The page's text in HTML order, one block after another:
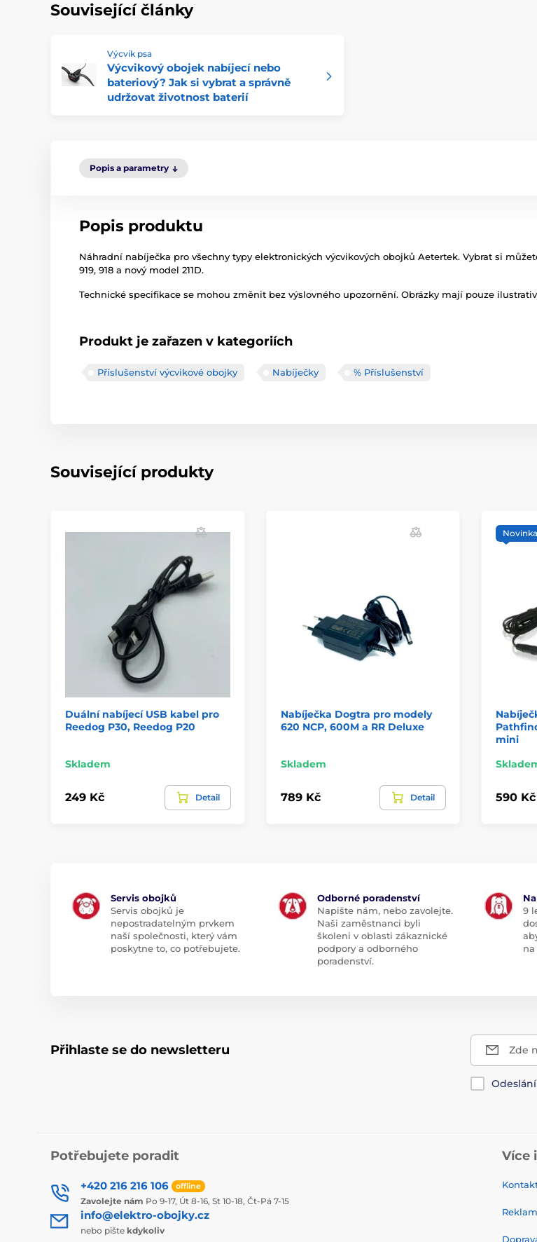
Související články
Výcvik psa
Výcvikový obojek nabíjecí nebo
bateriový? Jak si vybrat a správně
udržovat životnost baterií
Popis a parametry
Popis produktu
Náhradní nabíječka pro všechny typy elektronických výcvikových obojků Aetertek. Vybrat si
919, 918 a nový model 211D.
Technické specifikace se mohou změnit bez výslovného upozornění. Obrázky mají pouze
Produkt je zařazen v kategoriích
Příslušenství výcvikové obojky Nabíječky % Příslušenství
Související produkty
Duální nabíjecí USB kabel pro
Reedog P30, Reedog P20
Skladem
249 Kč Detail
Nabíječka Dogtra pro modely
620 NCP, 600M a RR Deluxe
Skladem
789 Kč Detail
Novinka
mini
590 Kč
Servis obojků
Servis obojků je
nepostradatelným prvkem
naší společnosti, který vám
poskytne to, co potřebujete.
Odborné poradenství
Napište nám, nebo zavolejte.
Naši zaměstnanci byli
školeni v oblasti zákaznické
podpory a odborného
poradenství.
9
Přihlaste se do newsletteru Zde
Potřebujete poradit
+420 216 216 106 offline
Zavolejte nám Po 9-17, Út 8-16, St 10-18, Čt-Pá 7-15
info@elektro-obojky.cz
nebo pište kdykoliv
Více